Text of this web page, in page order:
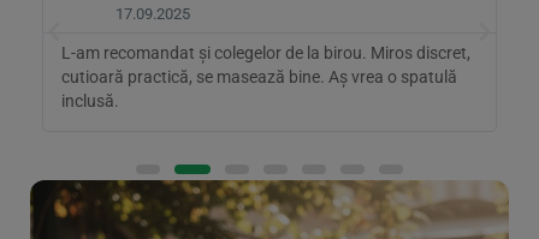
17.09.2025
L-am recomandat și colegelor de la birou. Miros discret,
cutioară practică, se masează bine. Aș vrea o spatulă
inclusă.